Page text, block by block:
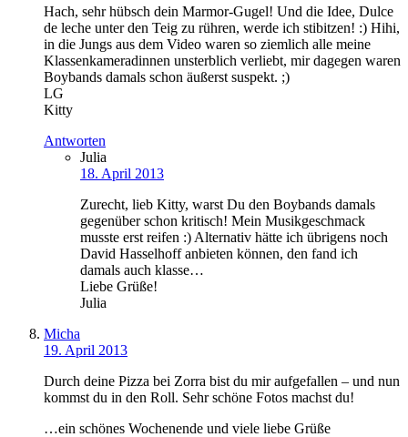
Hach, sehr hübsch dein Marmor-Gugel! Und die Idee, Dulce
de leche unter den Teig zu rühren, werde ich stibitzen! :) Hihi,
in die Jungs aus dem Video waren so ziemlich alle meine
Klassenkameradinnen unsterblich verliebt, mir dagegen waren
Boybands damals schon äußerst suspekt. ;)
LG
Kitty
Antworten
Julia
18. April 2013
Zurecht, lieb Kitty, warst Du den Boybands damals
gegenüber schon kritisch! Mein Musikgeschmack
musste erst reifen :) Alternativ hätte ich übrigens noch
David Hasselhoff anbieten können, den fand ich
damals auch klasse…
Liebe Grüße!
Julia
Micha
19. April 2013
Durch deine Pizza bei Zorra bist du mir aufgefallen – und nun
kommst du in den Roll. Sehr schöne Fotos machst du!
…ein schönes Wochenende und viele liebe Grüße